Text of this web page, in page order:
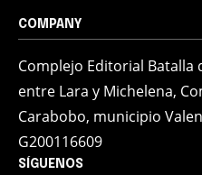
COMPANY
Complejo Editorial Batalla
entre Lara y Michelena,
Carabobo, municipio
G200116609
SÍGUENOS